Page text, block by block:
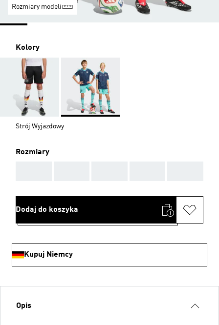
Rozmiary modeli
Kolory
Strój Wyjazdowy
Rozmiary
Dodaj do koszyka
Kupuj Niemcy
Opis